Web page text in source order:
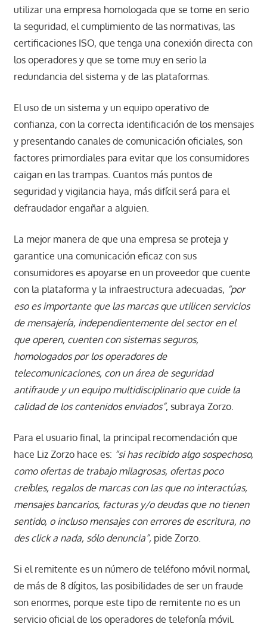
utilizar una empresa homologada que se tome en serio
la seguridad, el cumplimiento de las normativas, las
certificaciones ISO, que tenga una conexión directa con
los operadores y que se tome muy en serio la
redundancia del sistema y de las plataformas.
El uso de un sistema y un equipo operativo de
confianza, con la correcta identificación de los mensajes
y presentando canales de comunicación oficiales, son
factores primordiales para evitar que los consumidores
caigan en las trampas. Cuantos más puntos de
seguridad y vigilancia haya, más difícil será para el
defraudador engañar a alguien.
La mejor manera de que una empresa se proteja y
garantice una comunicación eficaz con sus
consumidores es apoyarse en un proveedor que cuente
con la plataforma y la infraestructura adecuadas, “por
eso es importante que las marcas que utilicen servicios
de mensajería, independientemente del sector en el
que operen, cuenten con sistemas seguros,
homologados por los operadores de
telecomunicaciones, con un área de seguridad
antifraude y un equipo multidisciplinario que cuide la
calidad de los contenidos enviados”, subraya Zorzo.
Para el usuario final, la principal recomendación que
hace Liz Zorzo hace es: “si has recibido algo sospechoso,
como ofertas de trabajo milagrosas, ofertas poco
creíbles, regalos de marcas con las que no interactúas,
mensajes bancarios, facturas y/o deudas que no tienen
sentido, o incluso mensajes con errores de escritura, no
des click a nada, sólo denuncia”, pide Zorzo.
Si el remitente es un número de teléfono móvil normal,
de más de 8 dígitos, las posibilidades de ser un fraude
son enormes, porque este tipo de remitente no es un
servicio oficial de los operadores de telefonía móvil.